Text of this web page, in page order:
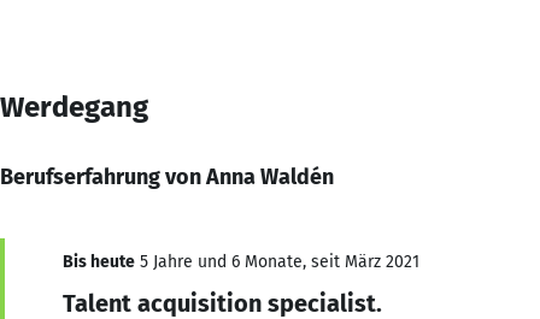
Werdegang
Berufserfahrung von Anna Waldén
Bis heute 5 Jahre und 6 Monate, seit März 2021
Talent acquisition specialist.